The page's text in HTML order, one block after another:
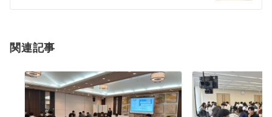
シ
ン
関連記事